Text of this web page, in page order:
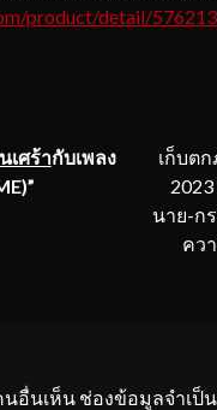
product/detail/
เศร้ากับเพลง
เก็บต
2023
นาย-ก
คว
อื่นเห็น ช่องข้อมูลจำเป็